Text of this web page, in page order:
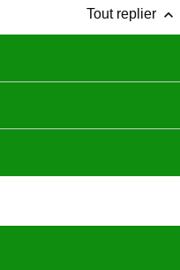
Tout replier keyboard_arrow_up